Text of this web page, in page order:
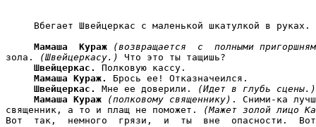
     Вбегает Швейцеркас с маленькой шкатулкой в руках.
Мамаша  Кураж
(возвращается  с  полными
зола.
(Швейцеркасу.)
Что это ты тащишь?
Швейцеркас.
Полковую кассу.
Мамаша Кураж.
Брось ее! Отказначеился.
Швейцеркас.
Мне ее доверили.
(Идет в глубь сцены.)
Мамаша Кураж
(полковому священнику) . Сними-ка
священник, а то и плащ не поможет.
(Мажет золой лицо
Вот  так,  немного  грязи,  и  ты  вне  опасности.